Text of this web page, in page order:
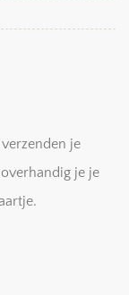
je
je je